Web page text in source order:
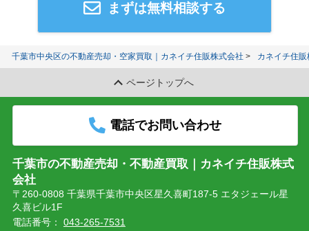
まずは無料相談する
千葉市中央区の不動産売却・空家買取｜カネイチ住販株式会社 カネイチ住
ページトップへ
電話でお問い合わせ
千葉市の不動産売却・不動産買取｜カネイチ住販株式
会社
〒260-0808 千葉県千葉市中央区星久喜町187-5 エタジェール星
久喜ビル1F
電話番号： 043-265-7531